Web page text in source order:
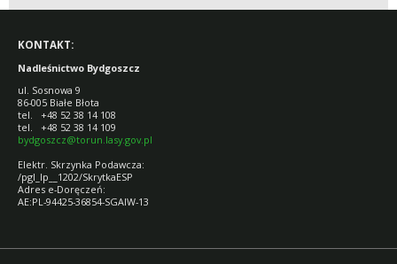
KONTAKT:
Nadleśnictwo Bydgoszcz
ul. Sosnowa 9
86-005 Białe Błota
tel. +48 52 38 14 108
tel. +48 52 38 14 109
bydgoszcz@torun.lasy.gov.pl
Elektr. Skrzynka Podawcza:
/pgl_lp__1202/SkrytkaESP
Adres e-Doręczeń:
AE:PL-94425-36854-SGAIW-13